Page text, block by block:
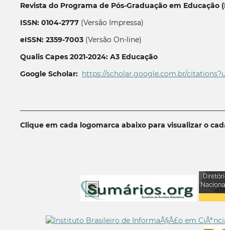
Revista do Programa de Pós-Graduação em Educação
ISSN: 0104-2777(Versão Impressa)
eISSN: 2359-7003(Versão On-line)
Qualis Capes 2021-2024: A3 Educação
Google Scholar: https://scholar.google.com.br/
Clique em cada logomarca abaixo para visualizar o